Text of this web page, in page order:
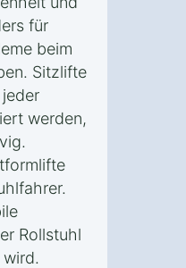
für
beim
Sitzlifte
werden,
Rollstuhl